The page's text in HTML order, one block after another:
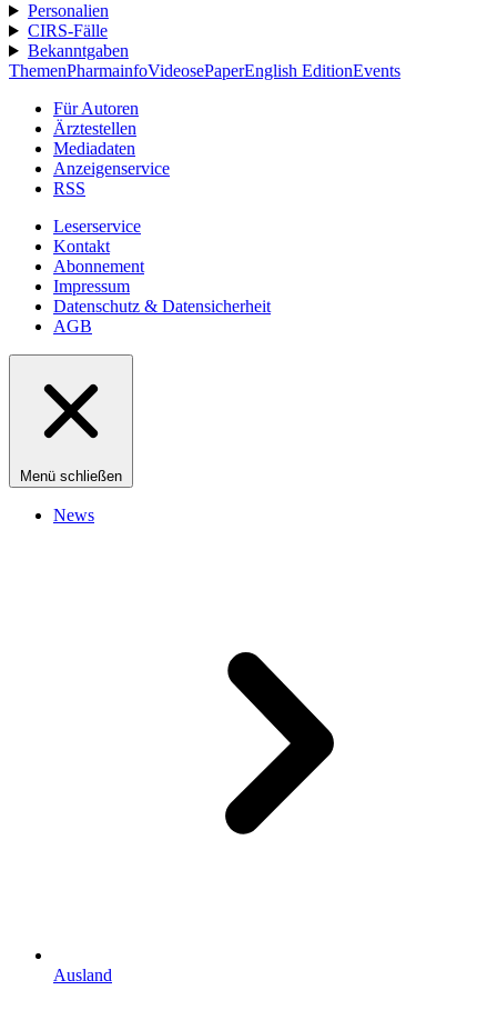
Personalien
CIRS-Fälle
Bekanntgaben
ThemenPharmainfoVideosePaperEnglish EditionEvents
Für Autoren
Ärztestellen
Mediadaten
Anzeigenservice
RSS
Leserservice
Kontakt
Abonnement
Impressum
Datenschutz & Datensicherheit
AGB
Menü schließen
News
Ausland